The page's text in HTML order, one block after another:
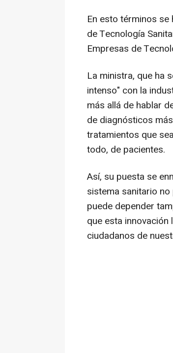
En esto términos
de Tecnología
Empresas de
La ministra, que ha
intenso" con la
más allá de hablar
de diagnósticos
tratamientos que
todo, de pacientes.
Así, su puesta se
sistema sanitario
puede depender
que esta
ciudadanos de